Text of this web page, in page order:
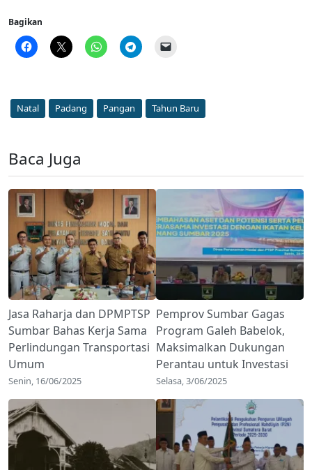
Bagikan
Natal Padang Pangan Tahun Baru
Baca Juga
Jasa Raharja dan DPMPTSP
Sumbar Bahas Kerja Sama
Perlindungan Transportasi
Umum
Senin, 16/06/2025
Pemprov Sumbar Gagas
Program Galeh Babelok,
Maksimalkan Dukungan
Perantau untuk Investasi
Selasa, 3/06/2025